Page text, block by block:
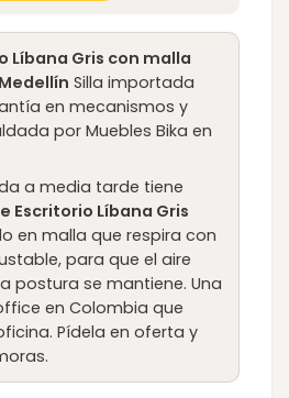
Líbana Gris con malla
Silla importada
en mecanismos y
por Muebles Bika en
a media tarde tiene
Escritorio Líbana Gris
en malla que respira con
para que el aire
postura se mantiene. Una
en Colombia que
Pídela en oferta y